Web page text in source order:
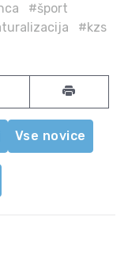
#šport
#kzs
by email
Vse novice